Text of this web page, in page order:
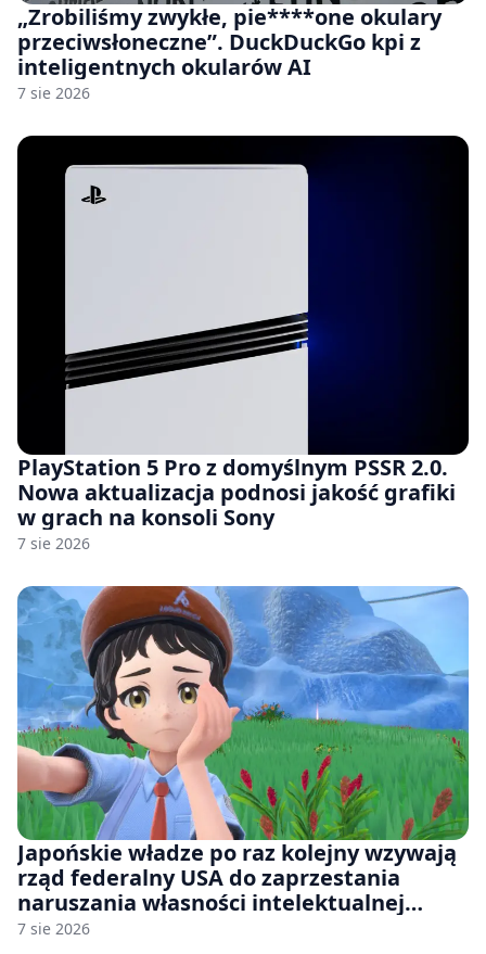
„Zrobiliśmy zwykłe, pie****one okulary
przeciwsłoneczne”. DuckDuckGo kpi z
inteligentnych okularów AI
7 sie 2026
PlayStation 5 Pro z domyślnym PSSR 2.0.
Nowa aktualizacja podnosi jakość grafiki
w grach na konsoli Sony
7 sie 2026
Japońskie władze po raz kolejny wzywają
rząd federalny USA do zaprzestania
naruszania własności intelektualnej
japońskich gier i anime
7 sie 2026